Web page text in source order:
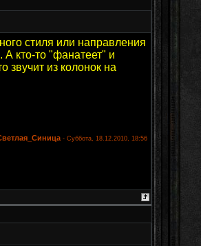
стиля или направления
кто-то "фанатеет" и
звучит из колонок на
- Суббота, 18.12.2010, 18:56